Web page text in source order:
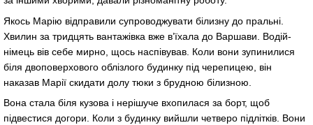
Якось Марію відправили супроводжувати білизну до пральні.
Хвилин за тридцять вантажівка вже в’їхала до Варшави. Водій-
німець вів себе мирно, щось наспівував. Коли вони зупинилися
біля двоповерхового облізлого будинку під черепицею, він
наказав Марії скидати долу тюки з брудною білизною.
Вона стала біля кузова і нерішуче вхопилася за борт, щоб
підвестися догори. Коли з будинку вийшли четверо підлітків. Вони